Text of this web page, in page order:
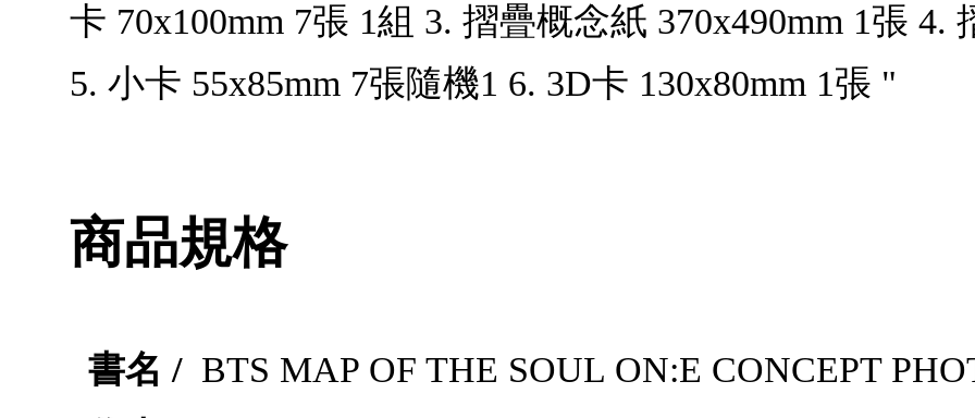
卡 70x100mm 7張 1組 3. 摺疊概念紙 370x490mm 1張 4.
5. 小卡 55x85mm 7張隨機1 6. 3D卡 130x80mm 1張 "
商品規格
書名 / BTS MAP OF THE SOUL ON:E CONCEPT